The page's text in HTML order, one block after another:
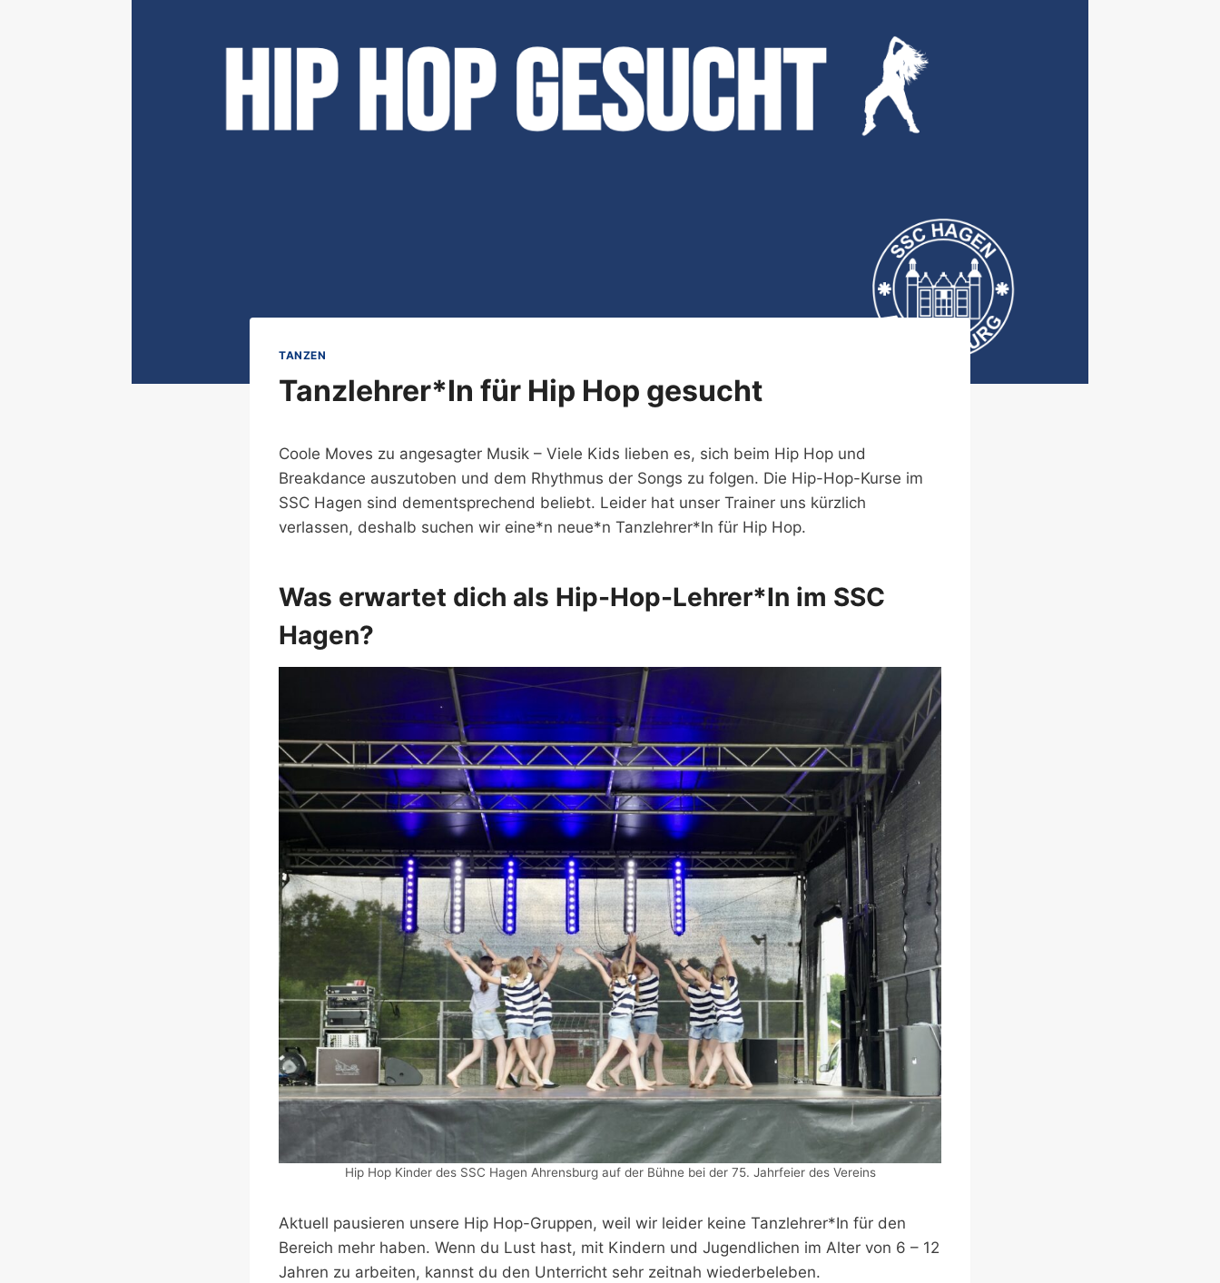
TANZEN
Tanzlehrer*In für Hip Hop gesucht
Coole Moves zu angesagter Musik – Viele Kids lieben es, sich beim Hip Hop und
Breakdance auszutoben und dem Rhythmus der Songs zu folgen. Die Hip-Hop-Kurse im
SSC Hagen sind dementsprechend beliebt. Leider hat unser Trainer uns kürzlich
verlassen, deshalb suchen wir eine*n neue*n Tanzlehrer*In für Hip Hop.
Was erwartet dich als Hip-Hop-Lehrer*In im SSC
Hagen?
Hip Hop Kinder des SSC Hagen Ahrensburg auf der Bühne bei der 75. Jahrfeier des Vereins
Aktuell pausieren unsere Hip Hop-Gruppen, weil wir leider keine Tanzlehrer*In für den
Bereich mehr haben. Wenn du Lust hast, mit Kindern und Jugendlichen im Alter von 6 – 12
Jahren zu arbeiten, kannst du den Unterricht sehr zeitnah wiederbeleben.